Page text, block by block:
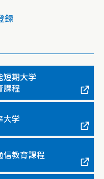
録
短期大学
課程
大学
信教育課程